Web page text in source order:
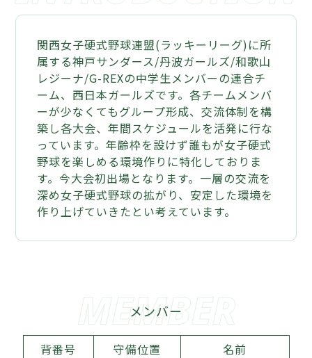
関西女子硬式野球連盟(ラッキーリーグ)に所
属する神戸サンダース/丹波ガールズ/和歌山
レジーナ/G-REXの中学生メンバーの連合チ
ーム、西日本ガールズです。各チームメンバ
ーが少なくてもグループ形成、交流体制を構
築し各大会、年間スケジュールを活発に行な
っています。年齢枠を設けず誰もが女子硬式
野球を楽しめる環境作りに特化しておりま
す。今大会初出場となります。一層の交流を
深め女子硬式野球の拡がり、安定した環境を
作り上げていきたとい考えています。
メンバー
背番号 守備位置
名前